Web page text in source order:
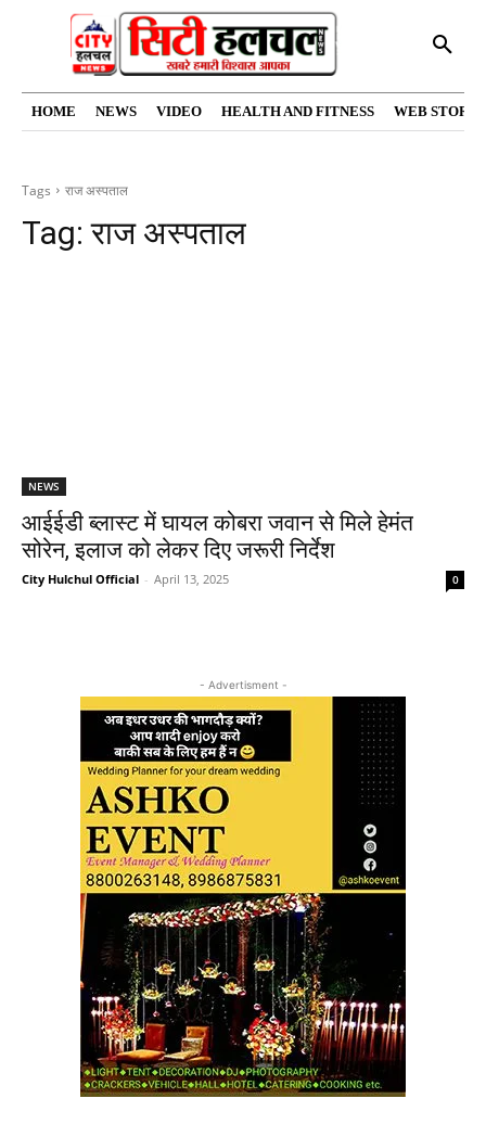
HOME NEWS VIDEO HEALTH AND FITNESS WEB
Tags राज अस्पताल
Tag:राज अस्पताल
NEWS
आईईडी ब्लास्ट में घायल कोबरा जवान से मिले हेमंत
सोरेन, इलाज को लेकर दिए जरूरी निर्देश
City Hulchul Official - April 13, 2025 0
- Advertisment -